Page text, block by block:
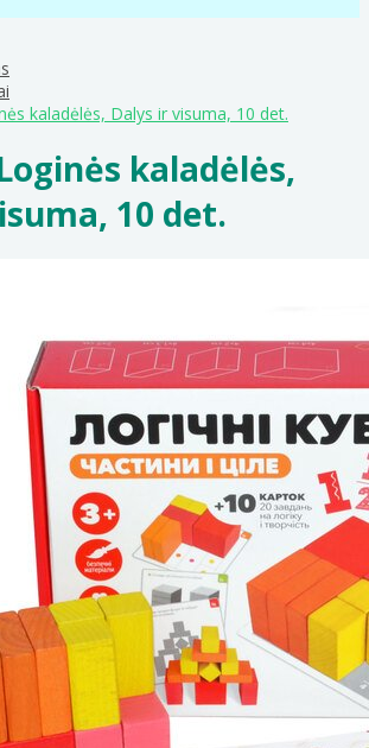
kaladėlės, Dalys ir visuma, 10 det.
kaladėlės,
10 det.